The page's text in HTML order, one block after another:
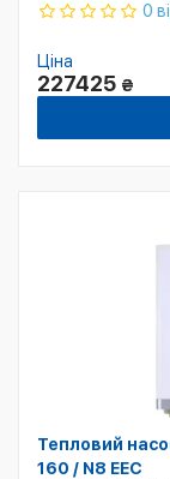
0
Ціна
227425 ₴
Тепловий
160 / N8 EEC